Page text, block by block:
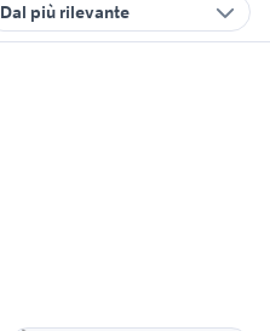
Dal più rilevante